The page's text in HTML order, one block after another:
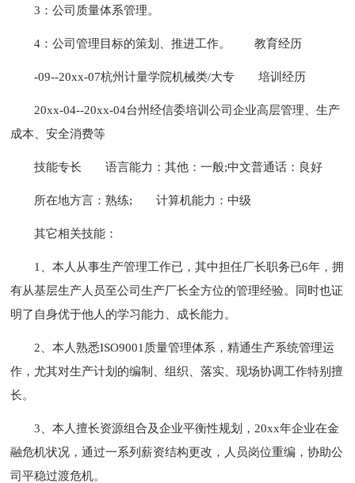
3：公司质量体系管理。
4：公司管理目标的策划、推进工作。 教育经历
-09--20xx-07杭州计量学院机械类/大专 培训经历
20xx-04--20xx-04台州经信委培训公司企业高层管理、生产
成本、安全消费等
技能专长 语言能力：其他：一般;中文普通话：良好
所在地方言：熟练; 计算机能力：中级
其它相关技能：
1、本人从事生产管理工作已，其中担任厂长职务已6年，拥
有从基层生产人员至公司生产厂长全方位的管理经验。同时也证
明了自身优于他人的学习能力、成长能力。
2、本人熟悉ISO9001质量管理体系，精通生产系统管理运
作，尤其对生产计划的编制、组织、落实、现场协调工作特别擅
长。
3、本人擅长资源组合及企业平衡性规划，20xx年企业在金
融危机状况，通过一系列薪资结构更改，人员岗位重编，协助公
司平稳过渡危机。